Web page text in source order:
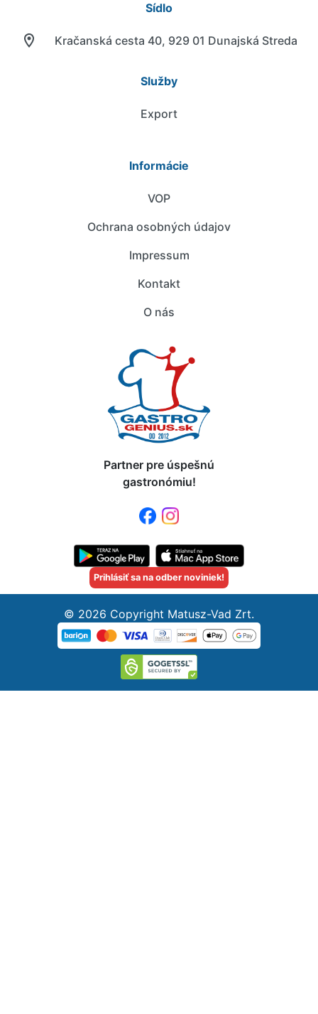
Sídlo
Kračanská cesta 40, 929 01 Dunajská Streda
Služby
Export
Informácie
VOP
Ochrana osobných údajov
Impressum
Kontakt
O nás
Partner pre úspešnú
gastronómiu!
Prihlásiť sa na odber noviniek!
© 2026 Copyright Matusz-Vad Zrt.